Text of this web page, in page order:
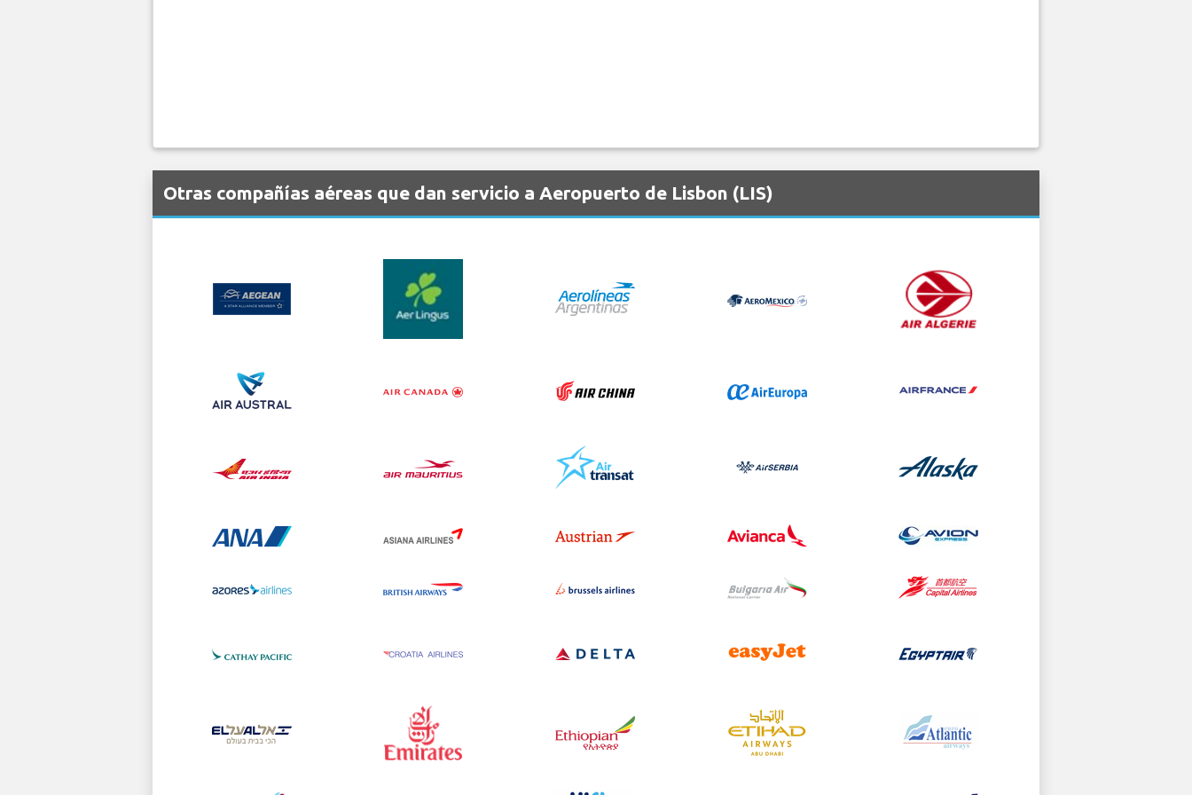
Otras compañías aéreas que dan servicio a Aeropuerto de Lisbon (LIS)